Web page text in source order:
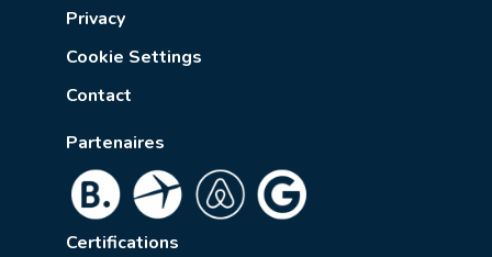
Privacy
Cookie Settings
Contact
Partenaires
Certifications